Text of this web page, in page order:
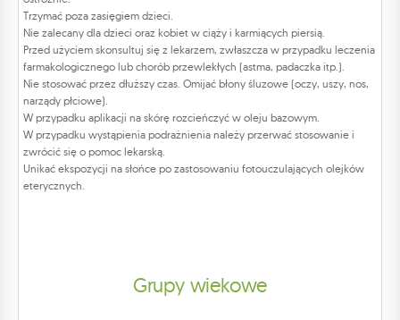
Trzymać poza zasięgiem dzieci.
Nie zalecany dla dzieci oraz kobiet w ciąży i karmiących piersią.
Przed użyciem skonsultuj się z lekarzem, zwłaszcza w przypadku leczenia
farmakologicznego lub chorób przewlekłych (astma, padaczka itp.).
Nie stosować przez dłuższy czas. Omijać błony śluzowe (oczy, uszy, nos,
narządy płciowe).
W przypadku aplikacji na skórę rozcieńczyć w oleju bazowym.
W przypadku wystąpienia podrażnienia należy przerwać stosowanie i
zwrócić się o pomoc lekarską.
Unikać ekspozycji na słońce po zastosowaniu fotouczulających olejków
eterycznych.
Grupy wiekowe